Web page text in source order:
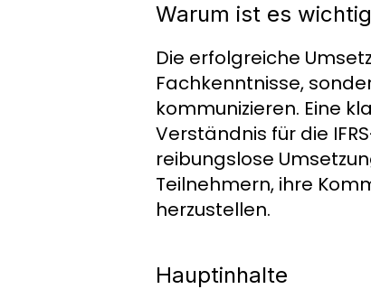
Warum ist es
Die erfolgreiche
Fachkenntnisse,
kommunizieren. Eine
Verständnis für die
reibungslose
Teilnehmern, ihre
herzustellen.
Hauptinhalte